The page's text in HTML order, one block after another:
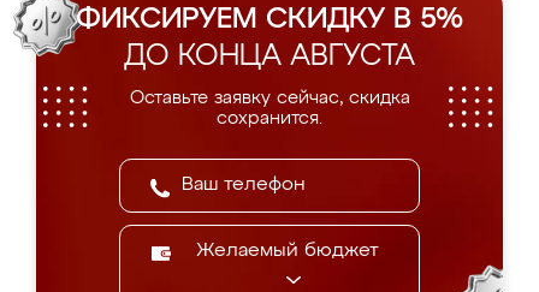
ФИКСИРУЕМ СКИДКУ В 5%
ДО КОНЦА АВГУСТА
Оставьте заявку сейчас, скидка
сохранится.
Желаемый бюджет